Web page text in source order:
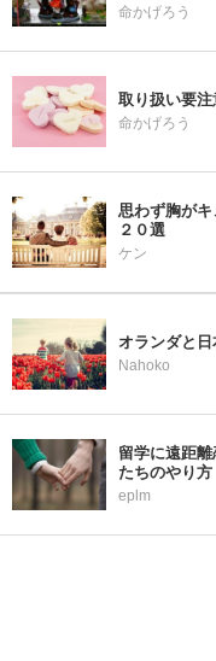
命かげろう
取り扱い要
命かげろう
思わず胸が
２０選
ケン
オランダと
Nahoko
留学に遠距
たちのやり方
eplm